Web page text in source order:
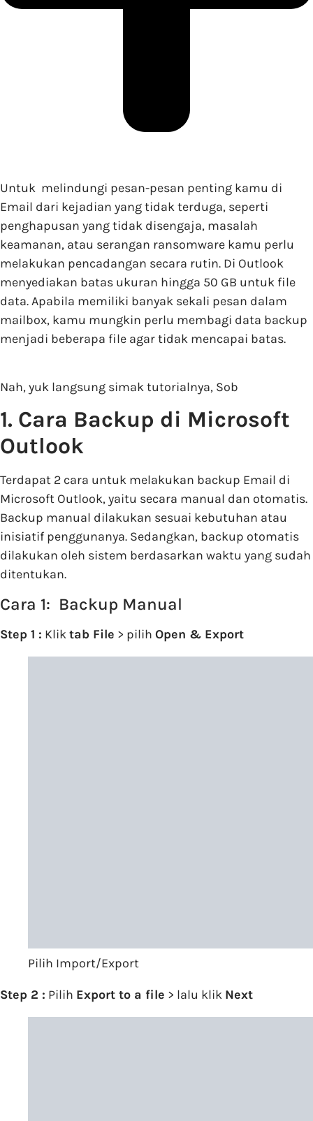
Untuk melindungi pesan-pesan penting kamu di
Email dari kejadian yang tidak terduga, seperti
penghapusan yang tidak disengaja, masalah
keamanan, atau serangan ransomware kamu perlu
melakukan pencadangan secara rutin. Di Outlook
menyediakan batas ukuran hingga 50 GB untuk file
data. Apabila memiliki banyak sekali pesan dalam
mailbox, kamu mungkin perlu membagi data backup
menjadi beberapa file agar tidak mencapai batas.
Nah, yuk langsung simak tutorialnya, Sob
1. Cara Backup di Microsoft
Outlook
Terdapat 2 cara untuk melakukan backup Email di
Microsoft Outlook, yaitu secara manual dan otomatis.
Backup manual dilakukan sesuai kebutuhan atau
inisiatif penggunanya. Sedangkan, backup otomatis
dilakukan oleh sistem berdasarkan waktu yang sudah
ditentukan.
Cara 1: Backup Manual
Step 1 : Kliktab File > pilih Open & Export
Pilih Import/Export
Step 2 : Pilih Export to a file > lalu klik Next